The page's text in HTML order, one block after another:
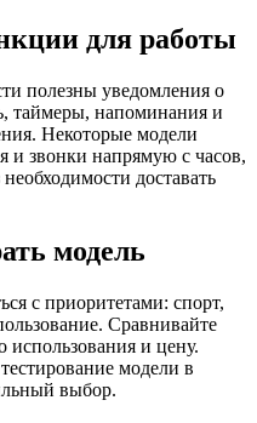
для работы
полезны уведомления о
таймеры, напоминания и
Некоторые модели
и звонки напрямую с часов,
доставать
модель
с приоритетами: спорт,
Сравнивайте
использования и цену.
модели в
выбор.